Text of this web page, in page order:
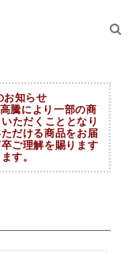
知らせ
騰により一部の商
ただくこととなり
だける商品をお届
ご理解を賜ります
す。